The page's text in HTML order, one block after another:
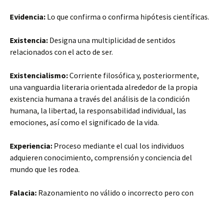
Evidencia: Lo que confirma o confirma hipótesis científicas.
Existencia: Designa una multiplicidad de sentidos
relacionados con el acto de ser.
Existencialismo:Corriente filosófica y, posteriormente,
una vanguardia literaria orientada alrededor de la propia
existencia humana a través del análisis de la condición
humana, la libertad, la responsabilidad individual, las
emociones, así como el significado de la vida.
Experiencia: Proceso mediante el cual los individuos
adquieren conocimiento, comprensión y conciencia del
mundo que les rodea.
Falacia: Razonamiento no válido o incorrecto pero con